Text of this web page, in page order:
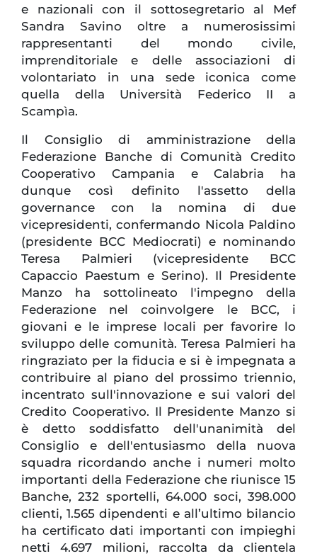
e nazionali con il sottosegretario al Mef
Sandra Savino oltre a numerosissimi
rappresentanti del mondo civile,
imprenditoriale e delle associazioni di
volontariato in una sede iconica come
quella della Università Federico II a
Scampìa.
Il Consiglio di amministrazione della
Federazione Banche di Comunità Credito
Cooperativo Campania e Calabria ha
dunque così definito l'assetto della
governance con la nomina di due
vicepresidenti, confermando Nicola Paldino
(presidente BCC Mediocrati) e nominando
Teresa Palmieri (vicepresidente BCC
Capaccio Paestum e Serino). Il Presidente
Manzo ha sottolineato l'impegno della
Federazione nel coinvolgere le BCC, i
giovani e le imprese locali per favorire lo
sviluppo delle comunità. Teresa Palmieri ha
ringraziato per la fiducia e si è impegnata a
contribuire al piano del prossimo triennio,
incentrato sull'innovazione e sui valori del
Credito Cooperativo. Il Presidente Manzo si
è detto soddisfatto dell'unanimità del
Consiglio e dell'entusiasmo della nuova
squadra ricordando anche i numeri molto
importanti della Federazione che riunisce 15
Banche, 232 sportelli, 64.000 soci, 398.000
clienti, 1.565 dipendenti e all’ultimo bilancio
ha certificato dati importanti con impieghi
netti 4.697 milioni, raccolta da clientela